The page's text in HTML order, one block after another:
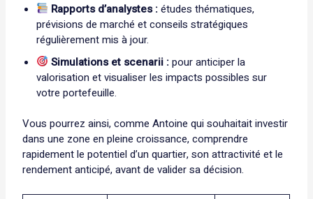
Rapports d’analystes :études thématiques,
prévisions de marché et conseils stratégiques
régulièrement mis à jour.
Simulations et scenarii :pour anticiper la
valorisation et visualiser les impacts possibles sur
votre portefeuille.
Vous pourrez ainsi, comme Antoine qui souhaitait investir
dans une zone en pleine croissance, comprendre
rapidement le potentiel d’un quartier, son attractivité et le
rendement anticipé, avant de valider sa décision.